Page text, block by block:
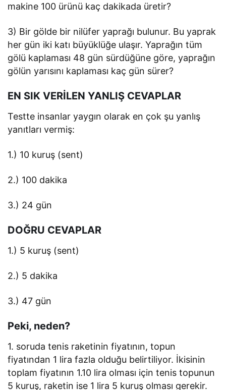
makine 100 ürünü kaç dakikada üretir?
3) Bir gölde bir nilüfer yaprağı bulunur. Bu yaprak
her gün iki katı büyüklüğe ulaşır. Yaprağın tüm
gölü kaplaması 48 gün sürdüğüne göre, yaprağın
gölün yarısını kaplaması kaç gün sürer?
EN SIK VERİLEN YANLIŞ CEVAPLAR
Testte insanlar yaygın olarak en çok şu yanlış
yanıtları vermiş:
1.) 10 kuruş (sent)
2.) 100 dakika
3.) 24 gün
DOĞRU CEVAPLAR
1.) 5 kuruş (sent)
2.) 5 dakika
3.) 47 gün
Peki, neden?
1. soruda tenis raketinin fiyatının, topun
fiyatından 1 lira fazla olduğu belirtiliyor. İkisinin
toplam fiyatının 1.10 lira olması için tenis topunun
5 kuruş, raketin ise 1 lira 5 kuruş olması gerekir.